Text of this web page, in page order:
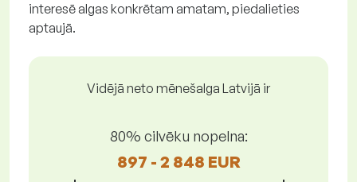
interesē algas konkrētam amatam, piedalieties
aptaujā.
Vidējā neto mēnešalga Latvijā ir
80% cilvēku nopelna:
897 - 2 848 EUR